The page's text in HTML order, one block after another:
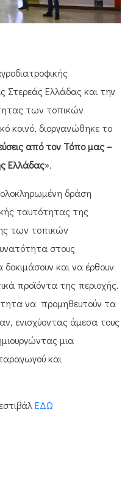
Στερεάς Ελλάδας και την
των τοπικών
κοινό, διοργανώθηκε το
από τον Τόπο μας –
Ελλάδας».
δράση
ταυτότητας της
των τοπικών
στους
και να έρθουν
προϊόντα της περιοχής.
να προμηθευτούν τα
ενισχύοντας άμεσα τους
μια
και
ΕΔΩ